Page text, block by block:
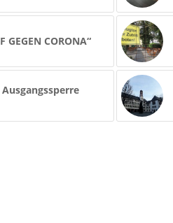
GEGEN CORONA“